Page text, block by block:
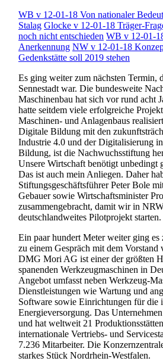
WB v 12-01-18 Von nationaler
Stalag Glocke v 12-01-18 Träger-
noch nicht entschieden WB v 12-01-
Anerkennung NW v 12-01-18
Gedenkstätte soll 2019 stehen
Es ging weiter zum nächsten Termin,
Sennestadt war. Die bundesweite
Maschinenbau hat sich vor rund acht
hatte seitdem viele erfolgreiche
Maschinen- und Anlagenbaus
Digitale Bildung mit den
Industrie 4.0 und der Digitalisierung
Bildung, ist die Nachwuchsstiftung
Unsere Wirtschaft benötigt unbedingt
Das ist auch mein Anliegen. Daher
Stiftungsgeschäftsführer Peter Bole
Gebauer sowie Wirtschaftsminister
zusammengebracht, damit wir in
deutschlandweites Pilotprojekt starten.
Ein paar hundert Meter weiter ging es
zu einem Gespräch mit dem
DMG Mori AG ist einer der größten
spanenden Werkzeugmaschinen in
Angebot umfasst neben Werkzeug-
Dienstleistungen wie Wartung und
Software sowie Einrichtungen für die
Energieversorgung. Das
und hat weltweit 21
internationale Vertriebs- und
7.236 Mitarbeiter. Die
starkes Stück Nordrhein-Westfalen.